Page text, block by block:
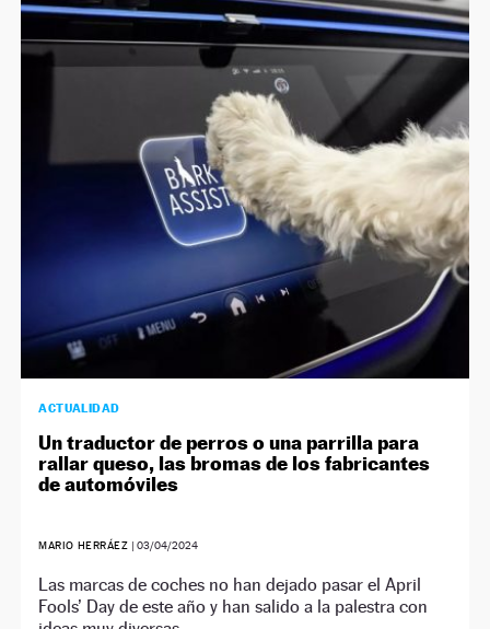
ACTUALIDAD
Un traductor de perros o una parrilla para
rallar queso, las bromas de los fabricantes
de automóviles
MARIO HERRÁEZ | 03/04/2024
Las marcas de coches no han dejado pasar el April
Fools’ Day de este año y han salido a la palestra con